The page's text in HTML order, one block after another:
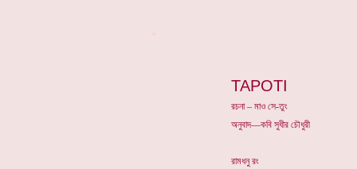
TAPOTI
রচনা – মাও সে-তুং
অনুবাদ—কবি সুধীর চৌধুরী
রামধনু রং